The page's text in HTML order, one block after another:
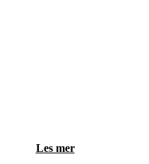
Les mer